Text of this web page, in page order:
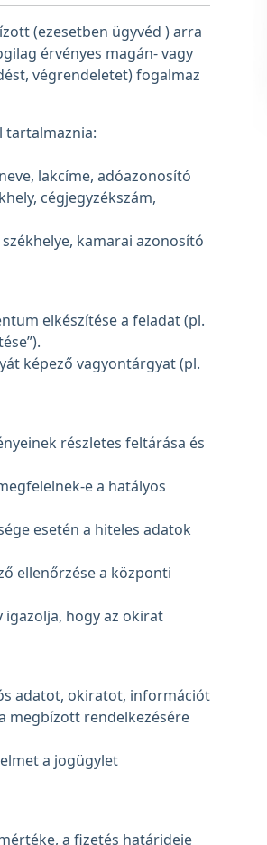
(ezesetben ügyvéd ) arra
érvényes magán- vagy
végrendeletet) fogalmaz
tartalmaznia:
lakcíme, adóazonosító
cégjegyzékszám,
kamarai azonosító
elkészítése a feladat (pl.
képező vagyontárgyat (pl.
részletes feltárása és
e a hatályos
esetén a hiteles adatok
ellenőrzése a központi
igazolja, hogy az okirat
adatot, okiratot, információt
megbízott rendelkezésére
a jogügylet
a fizetés határideje